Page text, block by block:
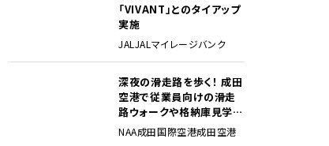
「VIVANT」とのタイアップ
実施
JAL JALマイレージバンク
深夜の滑走路を歩く！ 成田
空港で従業員向けの滑走
路ウォークや格納庫見学イ
ベントを初開催
NAA成田国際空港成田空港